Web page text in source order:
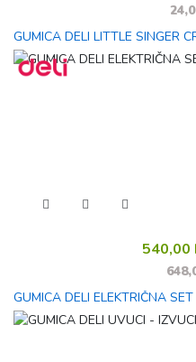
GUMICA DELI LITTLE SINGER
540,00
GUMICA DELI ELEKTRIČNA